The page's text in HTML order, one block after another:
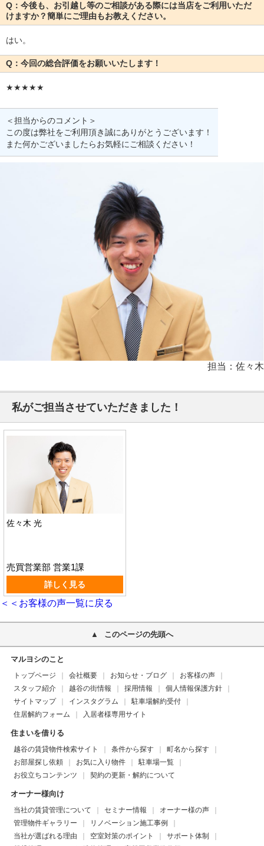
Q：今後も、お引越し等のご相談がある際には当店をご利用いただ
けますか？簡単にご理由もお教えください。
はい。
Q：今回の総合評価をお願いいたします！
★★★★★
＜担当からのコメント＞
この度は弊社をご利用頂き誠にありがとうございます！
また何かございましたらお気軽にご相談ください！
担当：佐々木
私がご担当させていただきました！
佐々木 光
売買営業部 営業1課
詳しく見る
＜＜お客様の声一覧に戻る
このページの先頭へ
マルヨシのこと
トップページ 会社概要 お知らせ・ブログ
お客様の声
スタッフ紹介
越谷の街情報 採用情報
個人情報保護方針
サイトマップ
インスタグラム
駐車場解約受付
住居解約フォーム
入居者様専用サイト
住まいを借りる
越谷の賃貸物件検索サイト 条件から探す
町名から探す
お部屋探し依頼
お気に入り物件
駐車場一覧
お役立ちコンテンツ
契約の更新・解約について
オーナー様向け
当社の賃貸管理について セミナー情報
オーナー様の声
管理物件ギャラリー
リノベーション施工事例
当社が選ばれる理由
空室対策のポイント
サポート体制